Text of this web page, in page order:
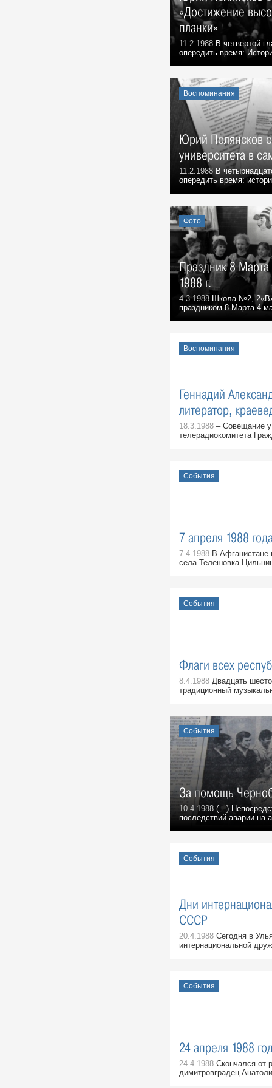
«Достижение
планки»
11.2.1988 В четвертой
опередить время:
Воспоминания
Юрий Полянсков
университета в
11.2.1988В
опередить время:
Фото
Праздник 8
1988 г.
4.3.1988 Школа №2,
праздником 8 Марта 4
Воспоминания
Геннадий
литератор,
18.3.1988 – Совещание
телерадиокомитета
События
7 апреля 1988
7.4.1988 В Афганистане
села Телешовка
События
Флаги всех
8.4.1988 Двадцать
традиционный
События
За помощь
10.4.1988 (…)
последствий аварии на
События
Дни
СССР
20.4.1988 Сегодня в
интернациональной
События
24 апреля 1988
24.4.1988 Скончался от
димитровградец